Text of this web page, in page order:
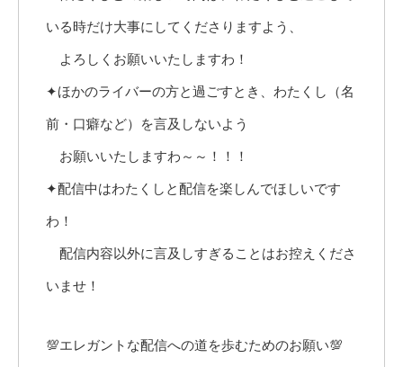
いる時だけ大事にしてくださりますよう、
よろしくお願いいたしますわ！
✦ほかのライバーの方と過ごすとき、わたくし（名
前・口癖など）を言及しないよう
お願いいたしますわ～～！！！
✦配信中はわたくしと配信を楽しんでほしいです
わ！
配信内容以外に言及しすぎることはお控えくださ
いませ！
💯エレガントな配信への道を歩むためのお願い💯